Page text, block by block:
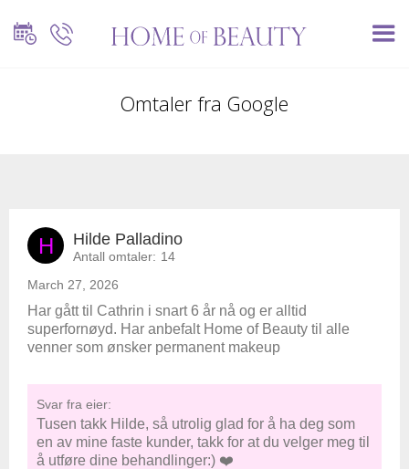
Omtaler fra Google
H Hilde Palladino
Antall omtaler: 14
March 27, 2026
Har gått til Cathrin i snart 6 år nå og er alltid
superfornøyd. Har anbefalt Home of Beauty til alle
venner som ønsker permanent makeup
Svar fra eier:
Tusen takk Hilde, så utrolig glad for å ha deg som
en av mine faste kunder, takk for at du velger meg til
å utføre dine behandlinger:) ❤️